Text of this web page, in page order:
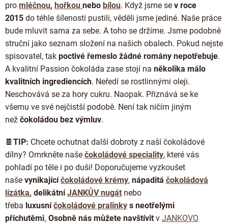
pro mléčnou, hořkou nebo bílou. Když jsme se v roce
2015 do téhle šílenosti pustili, věděli jsme jediné. Naše práce
bude mluvit sama za sebe. A toho se držíme. Jsme podobně
struční jako seznam složení na našich obalech. Pokud nejste
spisovatel, tak poctivé řemeslo žádné romány nepotřebuje.
A kvalitní Passion čokoláda zase stojí na několika málo
kvalitních ingrediencích. Neředí se rostlinnými oleji.
Neschovává se za hory cukru. Naopak. Přiznává se ke
všemu ve své nejčistší podobě. Není tak ničím jiným
než čokoládou bez výmluv.
🍫 TIP: Chcete ochutnat další dobroty z naší čokoládové
dílny? Omrkněte naše čokoládové speciality, které vás
pohladí po těle i po duši! Doporučujeme vyzkoušet
naše vynikajícíčokoládové krémy, nápaditá čokoládová
lízátka, delikátníJANKŮV nugát nebo
třeba luxusní čokoládové pralinky s neotřelými
příchutěmi. Osobně nás můžete navštívit v JANKOVO